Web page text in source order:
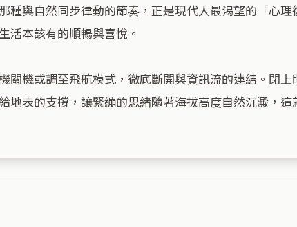
種與自然同步律動的節奏，正是現代人最渴望的「心
活本該有的順暢與喜悅。
關機或調至飛航模式，徹底斷開與資訊流的連結。閉
地表的支撐，讓緊繃的思緒隨著海拔高度自然沉澱，這